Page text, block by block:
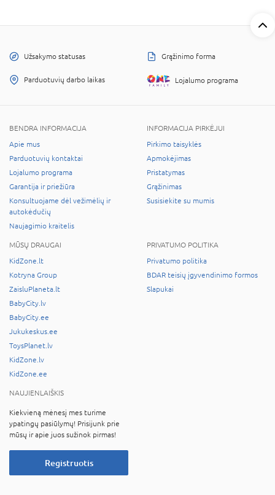
Užsakymo statusas Grąžinimo forma
Parduotuvių darbo laikas Lojalumo programa
BENDRA INFORMACIJA
Apie mus
Parduotuvių kontaktai
Lojalumo programa
Garantija ir priežiūra
Konsultuojame dėl vežimėlių ir
autokėdučių
Naujagimio kraitelis
INFORMACIJA PIRKĖJUI
Pirkimo taisyklės
Apmokėjimas
Pristatymas
Grąžinimas
Susisiekite su mumis
MŪSŲ DRAUGAI
KidZone.lt
Kotryna Group
ZaisluPlaneta.lt
BabyCity.lv
BabyCity.ee
Jukukeskus.ee
ToysPlanet.lv
KidZone.lv
KidZone.ee
PRIVATUMO POLITIKA
Privatumo politika
BDAR teisių įgyvendinimo formos
Slapukai
NAUJIENLAIŠKIS
Kiekvieną mėnesį mes turime
ypatingų pasiūlymų! Prisijunk prie
mūsų ir apie juos sužinok pirmas!
Registruotis